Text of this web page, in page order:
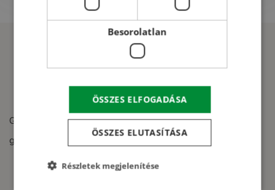
Gabonasilók, gabonaszárítók, magtisztítók tervezése,
gyártása és kivitelezése.
Besorolatlan
ÖSSZES ELFOGADÁSA
ÖSSZES ELUTASÍTÁSA
Részletek megjelenítése